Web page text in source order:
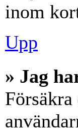
inom
Upp
» Jag